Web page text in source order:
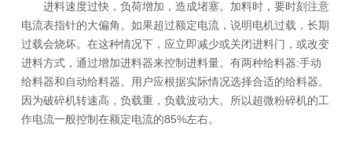
进料速度过快，负荷增加，造成堵塞。加料时，要时刻注意
电流表指针的大偏角。如果超过额定电流，说明电机过载，长期
过载会烧坏。在这种情况下，应立即减少或关闭进料门，或改变
进料方式，通过增加进料器来控制进料量。有两种给料器:手动
给料器和自动给料器。用户应根据实际情况选择合适的给料器。
因为破碎机转速高，负载重，负载波动大。所以超微粉碎机的工
作电流一般控制在额定电流的85%左右。